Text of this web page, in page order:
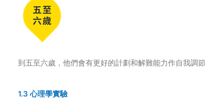
到五至六歲，他們會有更好的計劃和解難能力作自我調節
1.3 心理學實驗